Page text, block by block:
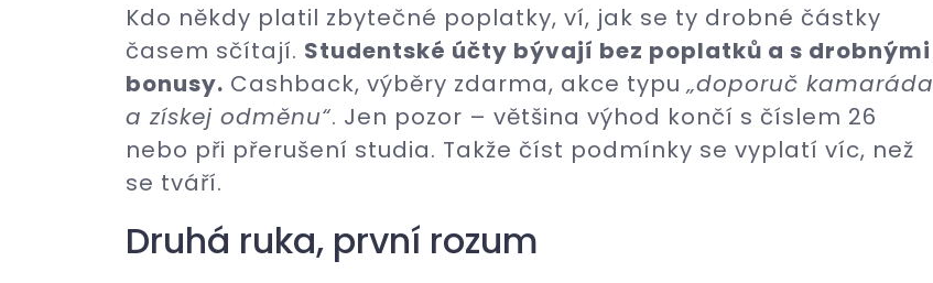
Kdo někdy platil zbytečné poplatky, ví, jak se ty drobné částky
časem sčítají. Studentské účty bývají bez poplatků a s drobnými
bonusy. Cashback, výběry zdarma, akce typu„doporuč kamaráda
a získej odměnu“. Jen pozor – většina výhod končí s číslem 26
nebo při přerušení studia. Takže číst podmínky se vyplatí víc, než
se tváří.
Druhá ruka, první rozum